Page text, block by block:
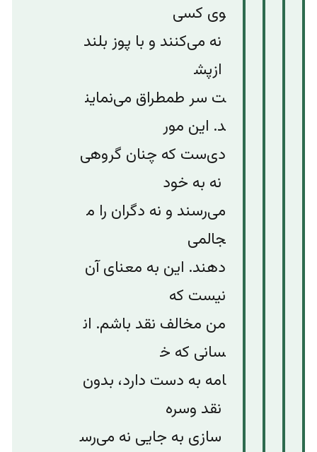
وی کسی
نه می‌کنند و با پوز بلند
ازپش
ت سر طمطراق می‌نماین
د. این مور
دی‌ست که چنان گروهی
نه به خود
می‌رسند و نه دگران را م
جالمی‌
دهند. این به معنای آن
نیست که
من مخالف نقد باشم. ان
سانی که خ
امه به دست دارد، بدون
نقد وسره
سازی به جایی نه می‌رس